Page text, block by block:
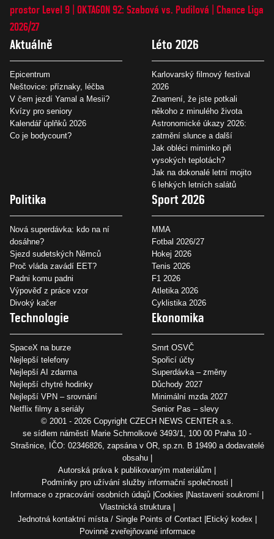
prostor Level 9 OKTAGON 92: Szabová vs. Pudilová
Chance Liga
2026/27
Aktuálně
Epicentrum
Neštovice: příznaky, léčba
V čem jezdí Yamal a Mesii?
Kvízy pro seniory
Kalendář úplňků 2026
Co je bodycount?
Léto 2026
Karlovarský filmový festival
2026
Znamení, že jste potkali
někoho z minulého života
Astronomické úkazy 2026:
zatmění slunce a další
Jak obléci miminko při
vysokých teplotách?
Jak na dokonalé letní mojito
6 lehkých letních salátů
Politika
Nová superdávka: kdo na ní
dosáhne?
Sjezd sudetských Němců
Proč vláda zavádí EET?
Padni komu padni
Výpověď z práce vzor
Divoký kačer
Sport 2026
MMA
Fotbal 2026/27
Hokej 2026
Tenis 2026
F1 2026
Atletika 2026
Cyklistika 2026
Technologie
SpaceX na burze
Nejlepší telefony
Nejlepší AI zdarma
Nejlepší chytré hodinky
Nejlepší VPN – srovnání
Netflix filmy a seriály
Ekonomika
Smrt OSVČ
Spořicí účty
Superdávka – změny
Důchody 2027
Minimální mzda 2027
Senior Pas – slevy
© 2001 - 2026 Copyright CZECH NEWS CENTER a.s.
se sídlem náměstí Marie Schmolkové 3493/1, 100 00 Praha 10 -
Strašnice, IČO: 02346826, zapsána v OR, sp.zn. B 19490 a dodavatelé
obsahu
Autorská práva k publikovaným materiálům
Podmínky pro užívání služby informační společnosti
Informace o zpracování osobních údajů Cookies
Nastavení soukromí
Vlastnická struktura
Jednotná kontaktní místa / Single Points of Contact
Etický kodex
Povinně zveřejňované informace